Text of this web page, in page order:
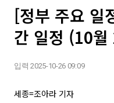
[정부 주요 일
간 일정 (10
입력 2025-10-26 09:09
세종=조아라 기자